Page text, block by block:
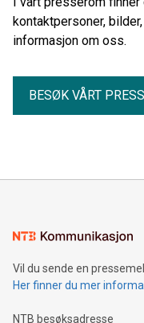
kontaktpersoner,
informasjon om oss.
BESØK VÅRT
Vil du sende en
Her finner du mer
NTB besøksadresse